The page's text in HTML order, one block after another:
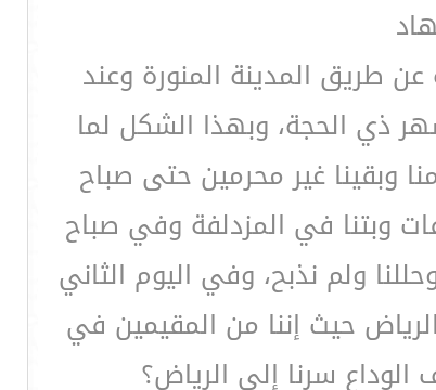
طريق المدينة المنورة وعند
ذي الحجة، وبهذا الشكل لما
وبقينا غير محرمين حتى صباح
وبتنا في المزدلفة وفي صباح
ولم نذبح، وفي اليوم الثاني
حيث إننا من المقيمين في
سرنا إلى الرياض؟